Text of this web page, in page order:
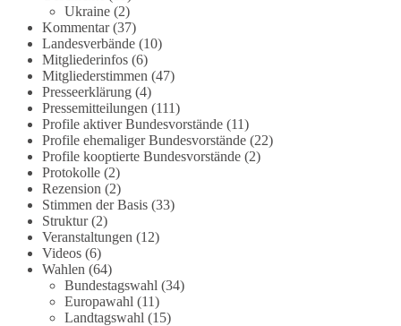
👉 Hier weiterlesen:https://diebasis-
partei.de/2026/07/grundrechte-der-natur-ein-
angriff-auf-das-grundgesetz/
🟩🟩🟦🟦🟥🟥🟧🟧
Es ging weniger um fertige Antworten als um eine
Debatte darüber, wie Freiheit, Verantwortung,
Naturschutz und Grundrechte in einer
demokratischen Gesellschaft künftig miteinander
in Einklang gebracht werden können.
#dieBasis #natur #grundrechte
#demokratie
Ukraine(2)
Kommentar(37)
Landesverbände(10)
Mitgliederinfos(6)
Mitgliederstimmen (47)
Presseerklärung(4)
Pressemitteilungen (111)
Profile aktiver Bundesvorstände(11)
Profile ehemaliger Bundesvorstände(22)
Profile kooptierte Bundesvorstände(2)
Protokolle(2)
Rezension (2)
Stimmen der Basis(33)
Struktur(2)
Veranstaltungen (12)
Videos(6)
Wahlen (64)
Bundestagswahl (34)
Europawahl (11)
Landtagswahl (15)